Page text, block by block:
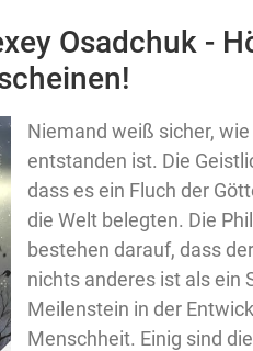
Osadchuk -
Niemand weiß sicher,
entstanden ist. Die
dass es ein Fluch der
die Welt belegten. Die
bestehen darauf, dass
nichts anderes ist als ein
Meilenstein in der
Menschheit. Einig sind